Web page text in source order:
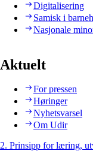
Digitalisering
Samisk i
Nasjonale
Aktuelt
For pressen
Høringer
Nyhetsvarsel
Om Udir
2. Prinsipp for læring,